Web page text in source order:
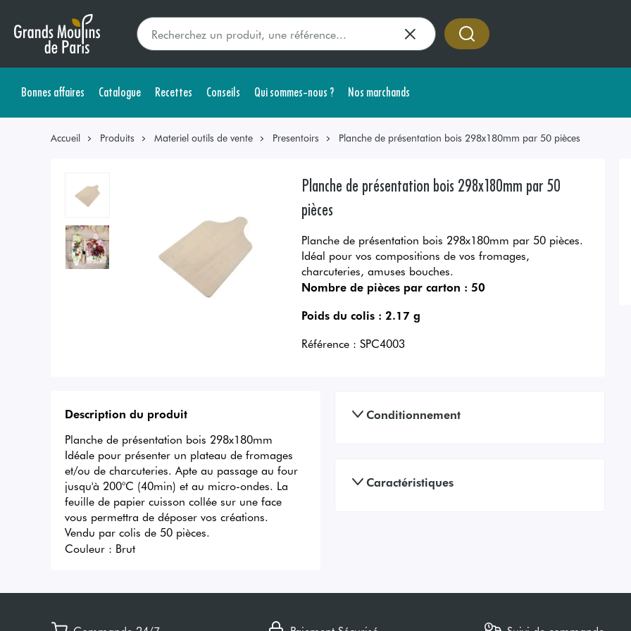
Bonnes affaires Catalogue Recettes Conseils Qui sommes-nous ? Nos marchands
Accueil Produits Materiel outils de vente Presentoirs Planche de présentation bois 298x180mm par 50 pièces
Planche de présentation bois 298x180mm par 50
pièces
Planche de présentation bois 298x180mm par 50 pièces.
Idéal pour vos compositions de vos fromages,
charcuteries, amuses bouches.
Nombre de pièces par carton : 50
Poids du colis : 2.17 g
Référence : SPC4003
Description du produit
Planche de présentation bois 298x180mm
Idéale pour présenter un plateau de fromages
et/ou de charcuteries. Apte au passage au four
jusqu'à 200°C (40min) et au micro-ondes. La
feuille de papier cuisson collée sur une face
vous permettra de déposer vos créations.
Vendu par colis de 50 pièces.
Couleur : Brut
Conditionnement
Caractéristiques